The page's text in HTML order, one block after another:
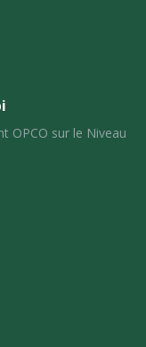
OPCO sur le Niveau